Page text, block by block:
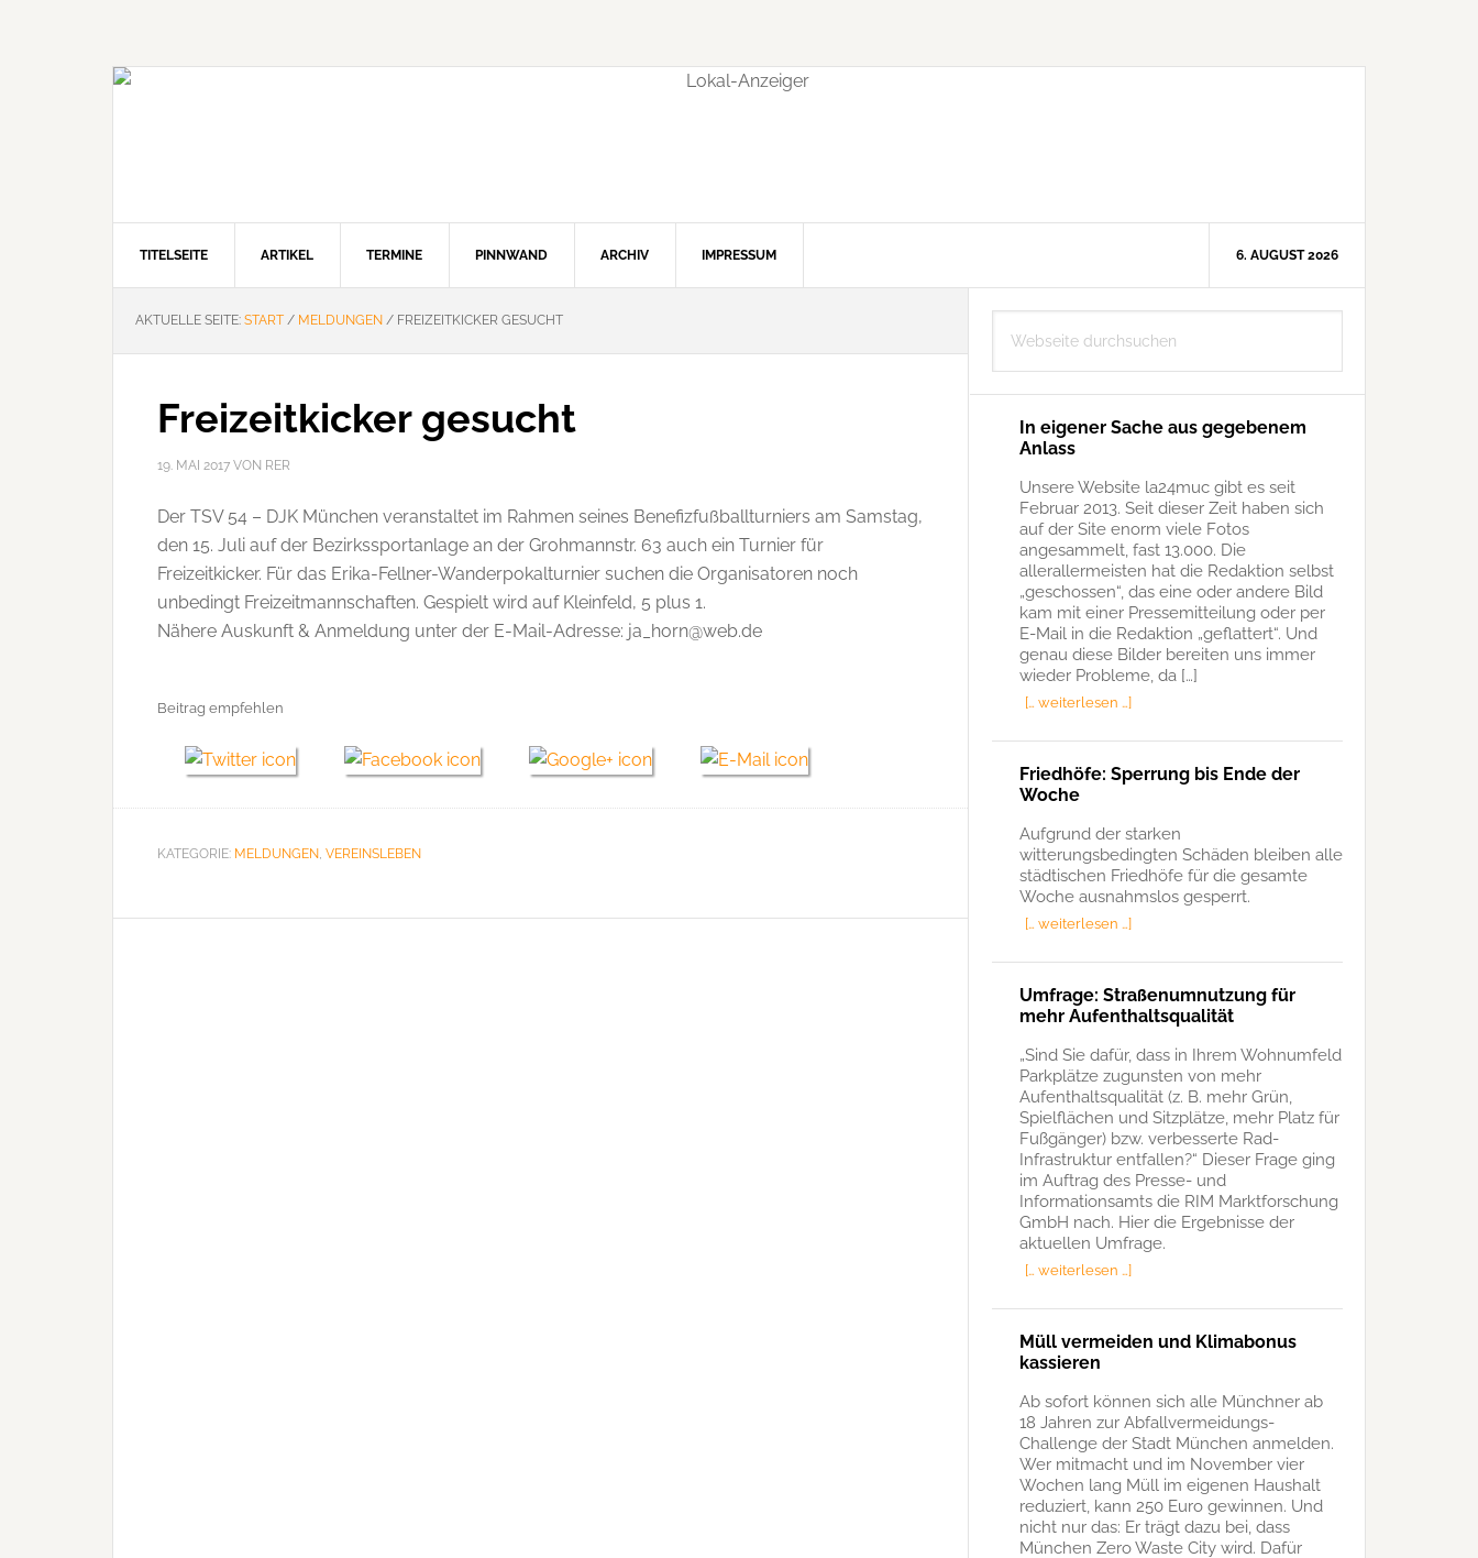
TITELSEITE ARTIKEL TERMINE PINNWAND ARCHIV IMPRESSUM 6. AUGUST 2026
AKTUELLE SEITE: START / MELDUNGEN / FREIZEITKICKER GESUCHT
Freizeitkicker gesucht
19. MAI 2017 VON RER
Der TSV 54 – DJK München veranstaltet im Rahmen seines Benefizfußballturniers am Samstag,
den 15. Juli auf der Bezirkssportanlage an der Grohmannstr. 63 auch ein Turnier für
Freizeitkicker. Für das Erika-Fellner-Wanderpokalturnier suchen die Organisatoren noch
unbedingt Freizeitmannschaften. Gespielt wird auf Kleinfeld, 5 plus 1.
Nähere Auskunft & Anmeldung unter der E-Mail-Adresse: ja_horn@web.de
Beitrag empfehlen
KATEGORIE: MELDUNGEN, VEREINSLEBEN
Seitenspalte
durchsuchen
In eigener Sache aus gegebenem
Anlass
Unsere Website la24muc gibt es seit
Februar 2013. Seit dieser Zeit haben sich
auf der Site enorm viele Fotos
angesammelt, fast 13.000. Die
allerallermeisten hat die Redaktion selbst
„geschossen“, das eine oder andere Bild
kam mit einer Pressemitteilung oder per
E-Mail in die Redaktion „geflattert“. Und
genau diese Bilder bereiten uns immer
wieder Probleme, da […]
[… weiterlesen …]
Friedhöfe: Sperrung bis Ende der
Woche
Aufgrund der starken
witterungsbedingten Schäden bleiben alle
städtischen Friedhöfe für die gesamte
Woche ausnahmslos gesperrt.
[… weiterlesen …]
Umfrage: Straßenumnutzung für
mehr Aufenthaltsqualität
„Sind Sie dafür, dass in Ihrem Wohnumfeld
Parkplätze zugunsten von mehr
Aufenthaltsqualität (z. B. mehr Grün,
Spielflächen und Sitzplätze, mehr Platz für
Fußgänger) bzw. verbesserte Rad-
Infrastruktur entfallen?“ Dieser Frage ging
im Auftrag des Presse- und
Informationsamts die RIM Marktforschung
GmbH nach. Hier die Ergebnisse der
aktuellen Umfrage.
[… weiterlesen …]
Müll vermeiden und Klimabonus
kassieren
Ab sofort können sich alle Münchner ab
18 Jahren zur Abfallvermeidungs-
Challenge der Stadt München anmelden.
Wer mitmacht und im November vier
Wochen lang Müll im eigenen Haushalt
reduziert, kann 250 Euro gewinnen. Und
nicht nur das: Er trägt dazu bei, dass
München Zero Waste City wird. Dafür